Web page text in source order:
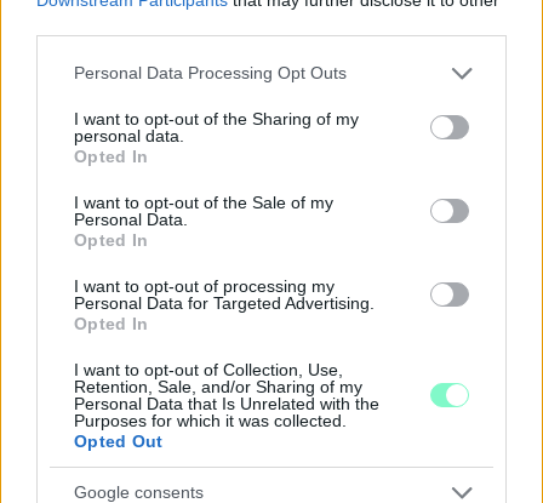
Please note that this website/app uses one or more Google
not limited to your visit or usage behaviour. You may click to
grant or deny consent to Google and its third-party tags to
use your data for below specified purposes in below Google
consent section.
Personal Data Processing Opt Outs
I want to opt-out of the Sharing of my
personal data.
Opted In
I want to opt-out of the Sale of my
Personal Data.
Opted In
I want to opt-out of processing my
Personal Data for Targeted Advertising.
Opted In
I want to opt-out of Collection, Use,
Retention, Sale, and/or Sharing of my
Personal Data that Is Unrelated with the
Purposes for which it was collected.
Opted Out
Google consents
SZAKÉRTŐ A DUNA ALACSONY VÍZÁLLÁSÁRÓL: A
VÍZLÉPCSŐ SEM CSODASZER ÖNMAGÁBAN, A
KLÍMAVÁLTOZÁS MIATT ÚJ SZEMLÉLETRE VAN
SZÜKSÉG
A BME vízmérnöke szerint a Paksi Atomerőmű helyzetére sem
vízgazdálkodását pedig már a klímamodellekre kell alapozni.